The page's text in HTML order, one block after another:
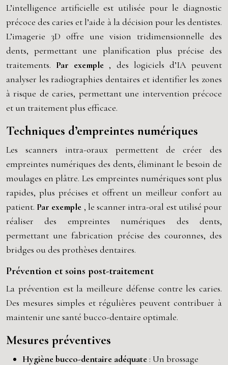
L’intelligence artificielle est utilisée pour le diagnostic
précoce des caries et l’aide à la décision pour les dentistes.
L’imagerie 3D offre une vision tridimensionnelle des
dents, permettant une planification plus précise des
traitements. Par exemple , des logiciels d’IA peuvent
analyser les radiographies dentaires et identifier les zones
à risque de caries, permettant une intervention précoce
et un traitement plus efficace.
Techniques d’empreintes numériques
Les scanners intra-oraux permettent de créer des
empreintes numériques des dents, éliminant le besoin de
moulages en plâtre. Les empreintes numériques sont plus
rapides, plus précises et offrent un meilleur confort au
patient. Par exemple , le scanner intra-oral est utilisé pour
réaliser des empreintes numériques des dents,
permettant une fabrication précise des couronnes, des
bridges ou des prothèses dentaires.
Prévention et soins post-traitement
La prévention est la meilleure défense contre les caries.
Des mesures simples et régulières peuvent contribuer à
maintenir une santé bucco-dentaire optimale.
Mesures préventives
Hygiène bucco-dentaire adéquate : Un brossage